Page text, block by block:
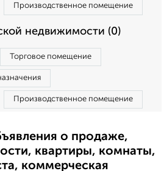
Производственное помещение
недвижимости (0)
Торговое помещение
Производственное помещение
о продаже,
квартиры, комнаты,
коммерческая